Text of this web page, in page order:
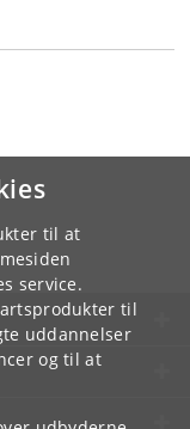
til at
service.
til
uddannelser
og til at